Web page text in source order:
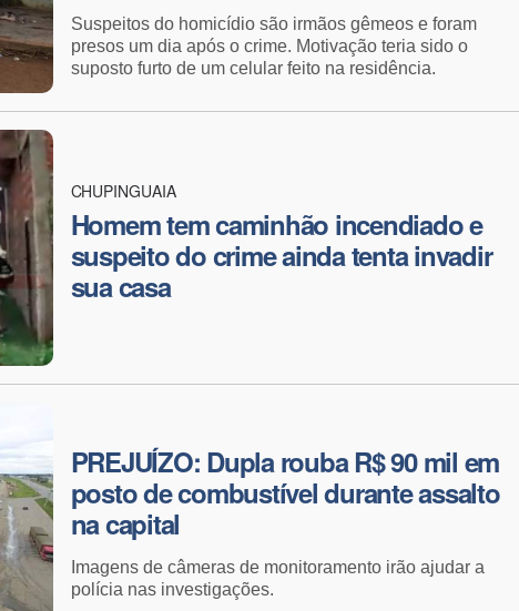
Suspeitos do homicídio são irmãos gêmeos e foram
presos um dia após o crime. Motivação teria sido o
suposto furto de um celular feito na residência.
CHUPINGUAIA
Homem tem caminhão incendiado e
suspeito do crime ainda tenta invadir
sua casa
PREJUÍZO: Dupla rouba R$ 90 mil em
posto de combustível durante assalto
na capital
Imagens de câmeras de monitoramento irão ajudar a
polícia nas investigações.